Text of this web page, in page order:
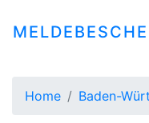
Home Baden-